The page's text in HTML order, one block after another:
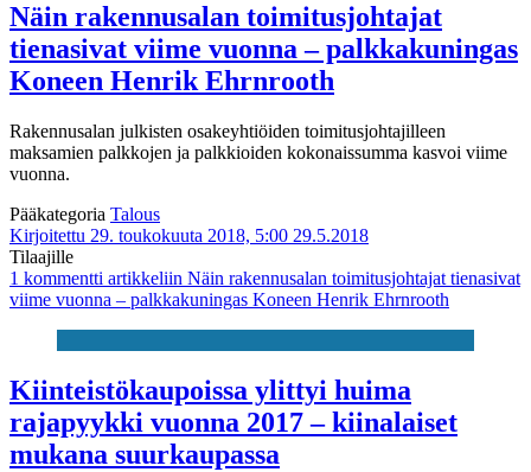
Näin rakennusalan toimitusjohtajat
tienasivat viime vuonna – palkkakuningas
Koneen Henrik Ehrnrooth
Rakennusalan julkisten osakeyhtiöiden toimitusjohtajilleen
maksamien palkkojen ja palkkioiden kokonaissumma kasvoi viime
vuonna.
Pääkategoria Talous
Kirjoitettu 29. toukokuuta 2018, 5:00 29.5.2018
Tilaajille
1 kommentti artikkeliin Näin rakennusalan toimitusjohtajat tienasivat
viime vuonna – palkkakuningas Koneen Henrik Ehrnrooth
Kiinteistökaupoissa ylittyi huima
rajapyykki vuonna 2017 – kiinalaiset
mukana suurkaupassa